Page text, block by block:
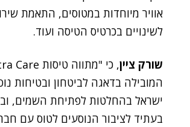
אוויר מיוחדות במטוסים, התאמת
לשינויים בכרטיס הטיסה ועוד.
שורק ציין
המובילה בדאגה לביטחון ובטיחות
ישראל בהחלטות לפתיחת השמים,
בעתיד לציבור הנוסעים לטוס עם